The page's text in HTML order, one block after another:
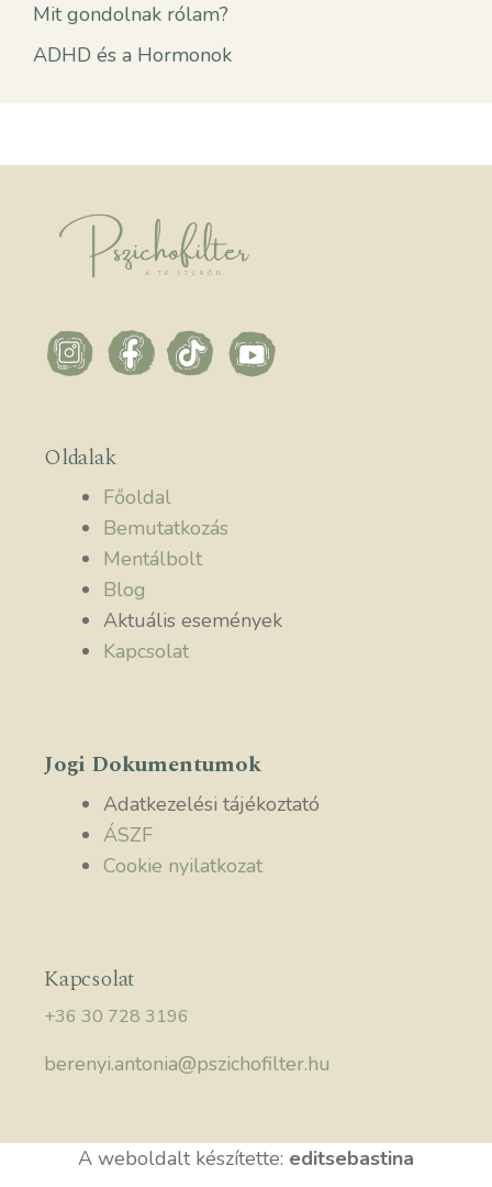
Mit gondolnak rólam?
ADHD és a Hormonok
Oldalak
Főoldal
Bemutatkozás
Mentálbolt
Blog
Aktuális események
Kapcsolat
Jogi Dokumentumok
Adatkezelési tájékoztató
ÁSZF
Cookie nyilatkozat
Kapcsolat
+36 30 728 3196
berenyi.antonia@pszichofilter.hu
A weboldalt készítette: editsebastina
Elem hozzáadva a kosárhoz.